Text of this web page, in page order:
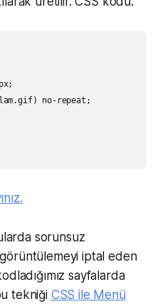
sorunsuz
iptal eden
sayfalarda
tekniği CSS ile Menü